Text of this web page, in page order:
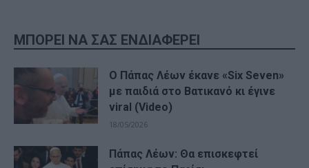
ΜΠΟΡΕΙ ΝΑ ΣΑΣ ΕΝΔΙΑΦΕΡΕΙ
O Πάπας Λέων έκανε «Six Seven»
με παιδιά στο Βατικανό κι έγινε
viral (Video)
18/05/2026
Πάπας Λέων: Θα επισκεφτεί